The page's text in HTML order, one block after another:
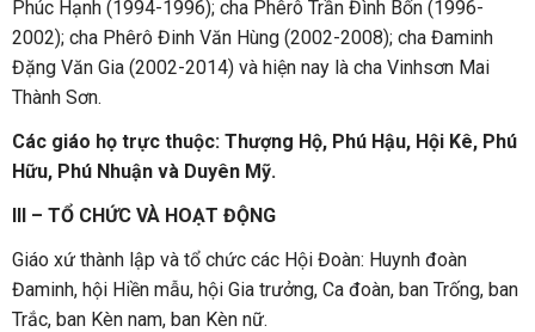
Phúc Hạnh (1994-1996); cha Phêrô Trần Đình Bốn (1996-
2002); cha Phêrô Đinh Văn Hùng (2002-2008); cha Đaminh
Đặng Văn Gia (2002-2014) và hiện nay là cha Vinhsơn Mai
Thành Sơn.
Các giáo họ trực thuộc: Thượng Hộ, Phú Hậu, Hội Kê, Phú
Hữu, Phú Nhuận và Duyên Mỹ.
III – TỔ CHỨC VÀ HOẠT ĐỘNG
Giáo xứ thành lập và tổ chức các Hội Đoàn: Huynh đoàn
Đaminh, hội Hiền mẫu, hội Gia trưởng, Ca đoàn, ban Trống, ban
Trắc, ban Kèn nam, ban Kèn nữ.